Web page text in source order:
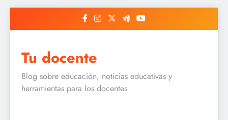
Tu docente
Blog sobre educación, noticias educativas y
herramientas para los docentes